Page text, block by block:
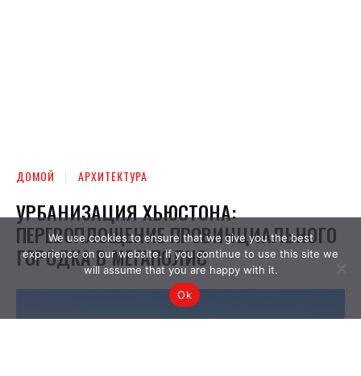
We use cookies to ensure that we give you the best
experience on our website. If you continue to use this site we
will assume that you are happy with it.
Ok